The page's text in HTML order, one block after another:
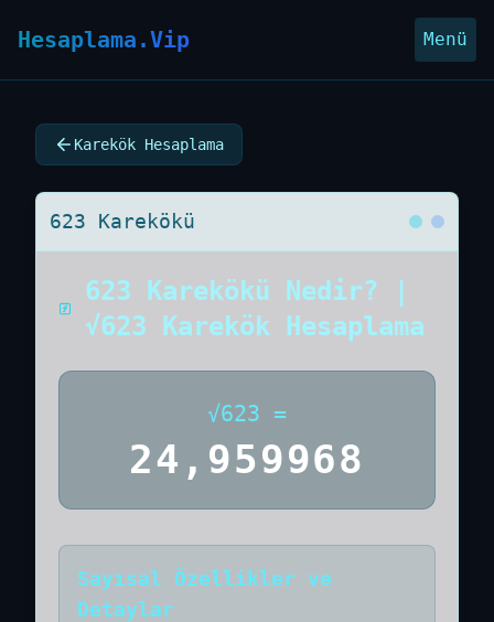
Hesaplama.Vip Menü
Karekök Hesaplama
623 Karekökü
623 Karekökü Nedir? |
√623 Karekök Hesaplama
√623 =
24,959968
Sayısal Özellikler ve
Detaylar